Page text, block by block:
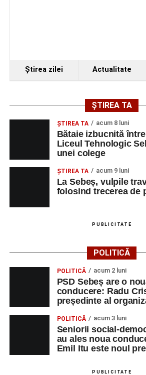
Ştirea zilei Actualitate
ȘTIREA TA
ŞTIREA TA acum 8 luni
Bătaie izbucnită
Liceul Tehnologic
unei colege
ŞTIREA TA acum 9 luni
La Sebeș, vulpile
folosind trecerea de
PUBLICITATE
POLITICĂ
POLITICĂ acum 2 luni
PSD Sebeș are o
conducere: Radu
președinte al
POLITICĂ acum 3 luni
Seniorii social-
au ales noua
Emil Itu este noul
PUBLICITATE